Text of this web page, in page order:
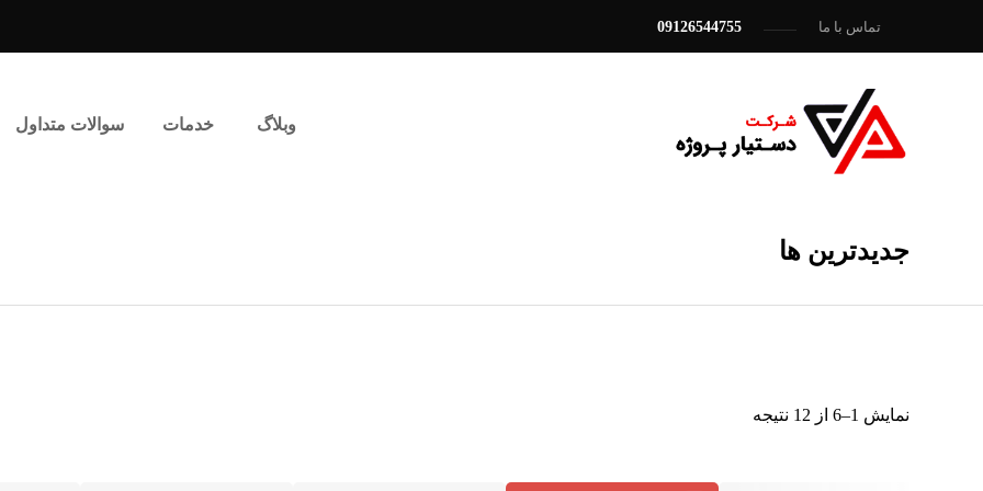
تماس با ما 09126544755
وبلاگ خدمات سوالات متداول
جدیدترین ها
نمایش 1–6 از 12 نتیجه